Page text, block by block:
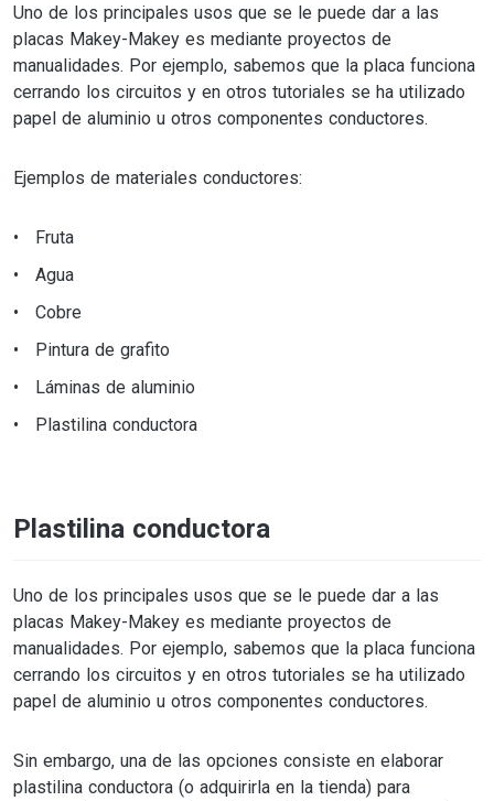
Uno de los principales usos que se le puede dar a las
placas Makey-Makey es mediante proyectos de
manualidades. Por ejemplo, sabemos que la placa funciona
cerrando los circuitos y en otros tutoriales se ha utilizado
papel de aluminio u otros componentes conductores.
Ejemplos de materiales conductores:
Fruta
Agua
Cobre
Pintura de grafito
Láminas de aluminio
Plastilina conductora
Plastilina conductora
Uno de los principales usos que se le puede dar a las
placas Makey-Makey es mediante proyectos de
manualidades. Por ejemplo, sabemos que la placa funciona
cerrando los circuitos y en otros tutoriales se ha utilizado
papel de aluminio u otros componentes conductores.
Sin embargo, una de las opciones consiste en elaborar
plastilina conductora (o adquirirla en la tienda) para